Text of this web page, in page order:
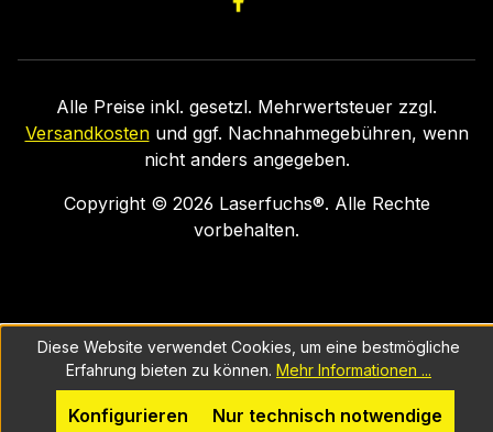
Alle Preise inkl. gesetzl. Mehrwertsteuer zzgl.
Versandkostenund ggf. Nachnahmegebühren, wenn
nicht anders angegeben.
Copyright © 2026 Laserfuchs®. Alle Rechte
vorbehalten.
Diese Website verwendet Cookies, um eine bestmögliche
Erfahrung bieten zu können. Mehr Informationen ...
Nur technisch notwendige
Konfigurieren